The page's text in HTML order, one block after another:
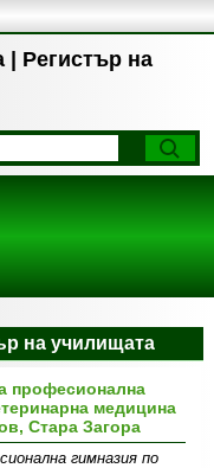
| Регистър на
на училищата
професионална
медицина
Стара Загора
гимназия по